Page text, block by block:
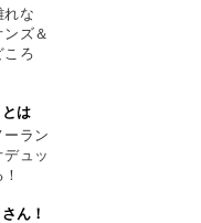
れな
ンズ＆
ころ
とは
ーラン
デュッ
ん！